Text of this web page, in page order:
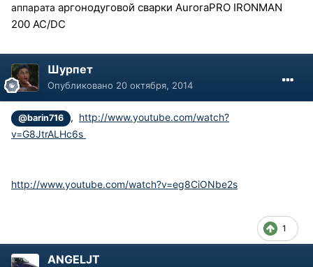
аппарата аргонодуговой сварки AuroraPRO IRONMAN
200 AC/DC
Шурпет
Опубликовано 20 октября, 2014
@barin716 , http://www.youtube.com/watch?
v=G8JtrALHc6s
http://www.youtube.com/watch?v=eg8CiONbe2s
1
ANGELJT